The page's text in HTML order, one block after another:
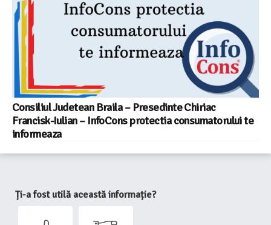
Consiliul Judetean Braila – Presedinte Chiriac
Francisk-Iulian – InfoCons protectia consumatorului te
informeaza
Ți-a fost utilă această informație?